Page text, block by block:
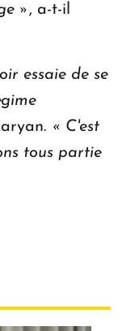
» , a-t-il
essaie de se
« C'est
tous partie